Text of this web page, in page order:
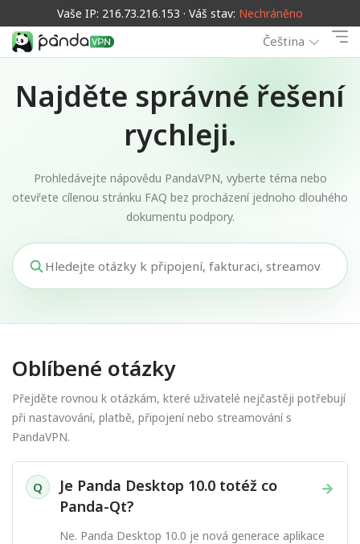
Vaše IP: 216.73.216.153 · Váš stav: Nechráněno
Čeština
Najděte správné řešení
rychleji.
Prohledávejte nápovědu PandaVPN, vyberte téma nebo
otevřete cílenou stránku FAQ bez procházení jednoho dlouhého
dokumentu podpory.
Oblíbené otázky
Přejděte rovnou k otázkám, které uživatelé nejčastěji potřebují
při nastavování, platbě, připojení nebo streamování s
PandaVPN.
Q →
Je Panda Desktop 10.0 totéž co
Panda-Qt?
Ne. Panda Desktop 10.0 je nová generace aplikace